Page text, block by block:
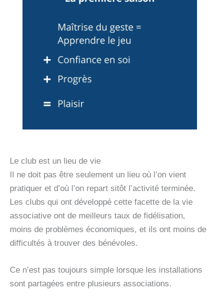
Le club est un lieu de vie
Il ne doit pas être seulement un lieu où l’on vient
pratiquer et d’où l’on repart sitôt l’activité terminée.
Les clubs qui ont développé cette facette de la vie
associative ont de meilleurs taux de fidélisation,
moins de problèmes économiques, et ils ont moins de
difficultés à trouver des bénévoles.
Ce n’est pas toujours simple lorsque les installations
sont partagées entre plusieurs associations.